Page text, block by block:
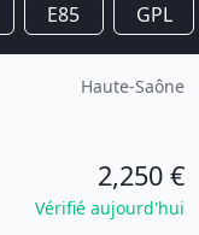
E85 GPL
Haute-Saône
2,250 €
Vérifié aujourd'hui